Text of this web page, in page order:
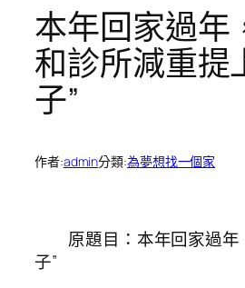
本年回家過年
和診所減重提
子”
作者:admin分類:為夢想找一個家
原題目：本年回家過年
子”